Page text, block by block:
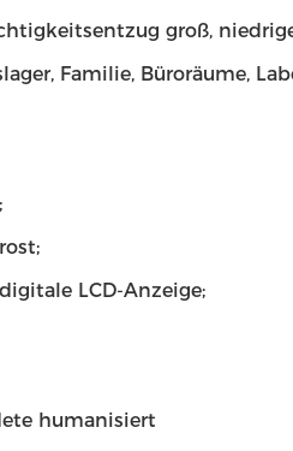
groß,
Familie, Büroräume,
LCD-Anzeige;
humanisiert